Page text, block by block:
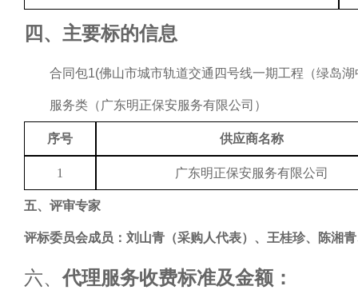
四、主要标的信息
合同包1(佛山市城市轨道交通四号线一期工程（绿岛
服务类（ 广东明正保安服务有限公司 ）
序号 供应商名称
1 广东明正保安服务有限公司
五、 评审专家
评标委员会成员 ：刘山青（采购人代表） 、王桂珍、陈湘
六、代理服务收费标准及金额：